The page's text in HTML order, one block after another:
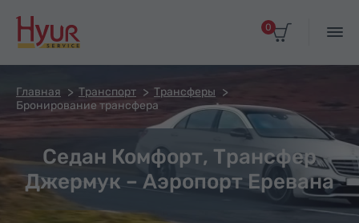
0
Главная Транспорт
Трансферы
Бронирование трансфера
Седан Комфорт, Трансфер
Джермук – Аэропорт Еревана